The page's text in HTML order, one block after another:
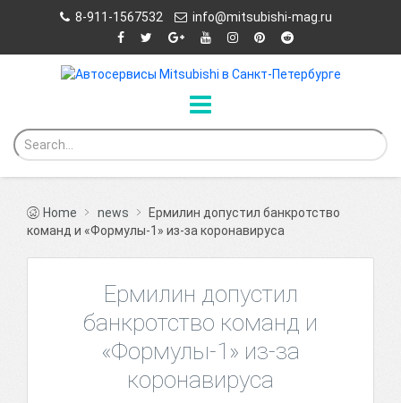
8-911-1567532 info@mitsubishi-mag.ru
Home news
Ермилин допустил банкротство
команд и «Формулы-1» из-за коронавируса
Ермилин допустил
банкротство команд и
«Формулы-1» из-за
коронавируса